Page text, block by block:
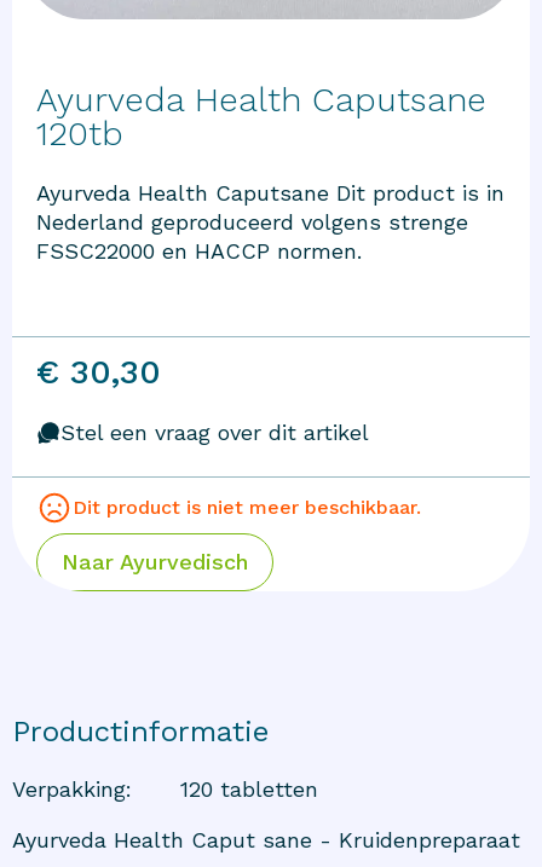
Ayurveda Health Caputsane
120tb
Ayurveda Health Caputsane Dit product is in
Nederland geproduceerd volgens strenge
FSSC22000 en HACCP normen.
€ 30,30
Stel een vraag over dit artikel
Dit product is niet meer beschikbaar.
Naar Ayurvedisch
Productinformatie
Verpakking:
120 tabletten
Ayurveda Health Caput sane - Kruidenpreparaat